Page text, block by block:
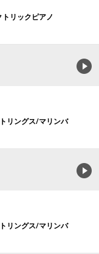
リックピアノ
リングス/マリンバ
リングス/マリンバ